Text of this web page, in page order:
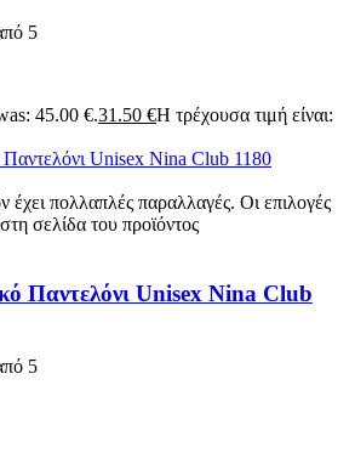
5
45.00 €.31.50 €Η τρέχουσα τιμή είναι:
έχει πολλαπλές παραλλαγές. Οι επιλογές
σελίδα του προϊόντος
Παντελόνι Unisex Nina Club
5